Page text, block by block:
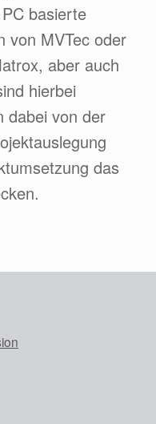
basierte
von MVTec oder
aber auch
hierbei
dabei von der
das